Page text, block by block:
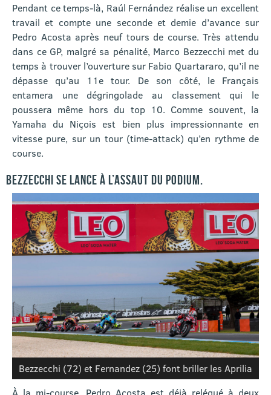
Pendant ce temps-là, Raúl Fernández réalise un excellent
travail et compte une seconde et demie d’avance sur
Pedro Acosta après neuf tours de course. Très attendu
dans ce GP, malgré sa pénalité, Marco Bezzecchi met du
temps à trouver l’ouverture sur Fabio Quartararo, qu’il ne
dépasse qu’au 11e tour. De son côté, le Français
entamera une dégringolade au classement qui le
poussera même hors du top 10. Comme souvent, la
Yamaha du Niçois est bien plus impressionnante en
vitesse pure, sur un tour (time-attack) qu’en rythme de
course.
BEZZECCHI SE LANCE À L’ASSAUT DU PODIUM.
Bezzecchi (72) et Fernandez (25) font briller les Aprilia
À la mi-course, Pedro Acosta est déjà relégué à deux